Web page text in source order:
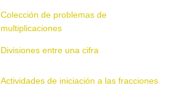
Colección de problemas de
multiplicaciones
Divisiones entre una cifra
Actividades de iniciación a las fracciones